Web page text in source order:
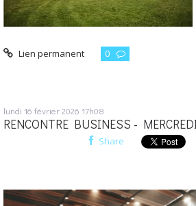
Lien permanent 0
lundi 16 février 2026 17h08
RENCONTRE BUSINESS -
Share